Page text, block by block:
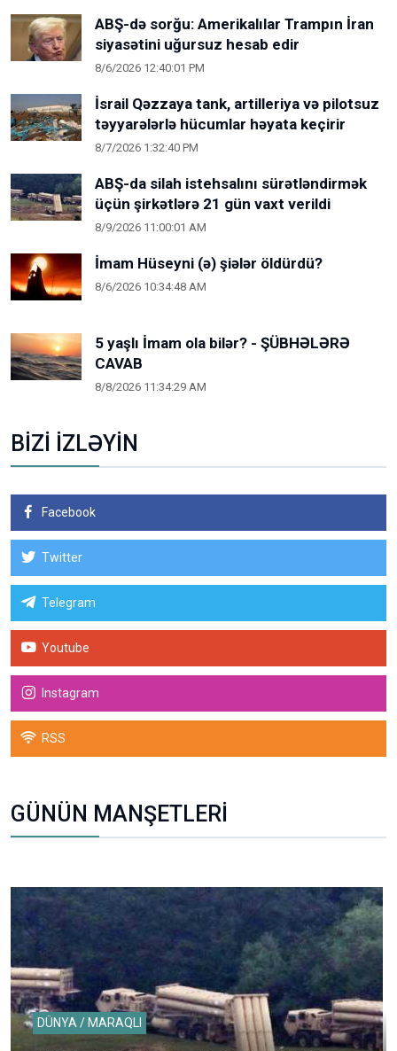
ABŞ-də sorğu: Amerikalılar Trampın İran
siyasətini uğursuz hesab edir
8/6/2026 12:40:01 PM
İsrail Qəzzaya tank, artilleriya və pilotsuz
təyyarələrlə hücumlar həyata keçirir
8/7/2026 1:32:40 PM
ABŞ-da silah istehsalını sürətləndirmək
üçün şirkətlərə 21 gün vaxt verildi
8/9/2026 11:00:01 AM
İmam Hüseyni (ə) şiələr öldürdü?
8/6/2026 10:34:48 AM
5 yaşlı İmam ola bilər? - ŞÜBHƏLƏRƏ
CAVAB
8/8/2026 11:34:29 AM
BİZİ İZLƏYİN
Facebook
Twitter
Telegram
Youtube
Instagram
RSS
GÜNÜN MANŞETLERİ
DÜNYA / MARAQLI